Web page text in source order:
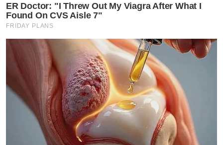
ER Doctor: "I Threw Out My Viagra After What I
Found On CVS Aisle 7"
FRIDAY PLANS